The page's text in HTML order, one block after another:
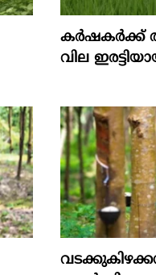
കർഷകർക്ക്
വില